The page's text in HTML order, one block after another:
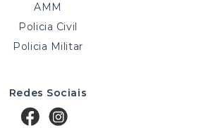
AMM
Policia Civil
Policia Militar
Redes Sociais